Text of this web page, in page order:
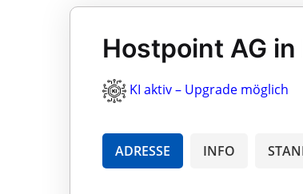
Hostpoint AG
KI aktiv – Upgrade möglich
ADRESSE INFO